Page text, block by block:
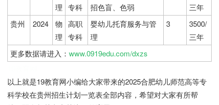
理 专科
招色盲、色弱
三年
贵州
2024
物
理
高职
专科
婴幼儿托育服务与管
理
3
3500/
三年
更多数据请进入： www.0919edu.com/dxzs
以上就是19教育网小编给大家带来的2025合肥幼儿师范高等专
科学校在贵州招生计划一览表全部内容，希望对大家有所帮